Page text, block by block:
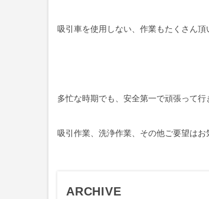
吸引車を使用しない、作業もたくさん頂
多忙な時期でも、安全第一で頑張って行
吸引作業、洗浄作業、その他ご要望はお
ARCHIVE